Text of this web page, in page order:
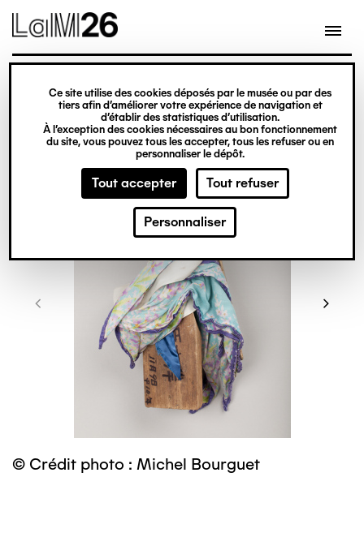
Gestion des cookies
Ce site utilise des cookies déposés par le musée ou par des
tiers afin d’améliorer votre expérience de navigation et
d’établir des statistiques d’utilisation.
À l’exception des cookies nécessaires au bon fonctionnement
du site, vous pouvez tous les accepter, tous les refuser ou en
personnaliser le dépôt.
Tout accepter Tout refuser
Personnaliser
contenu
© Crédit photo : Michel Bourguet